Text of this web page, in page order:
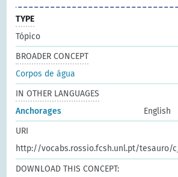
TYPE
Tópico
BROADER CONCEPT
Corpos de água
IN OTHER LANGUAGES
Anchorages
English
URI
http://vocabs.rossio.fcsh.unl.pt/tesauro/
DOWNLOAD THIS CONCEPT: